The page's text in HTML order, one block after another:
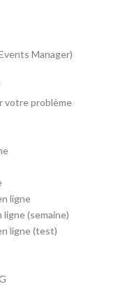
Manager)
votre problème
ligne
(semaine)
ligne (test)